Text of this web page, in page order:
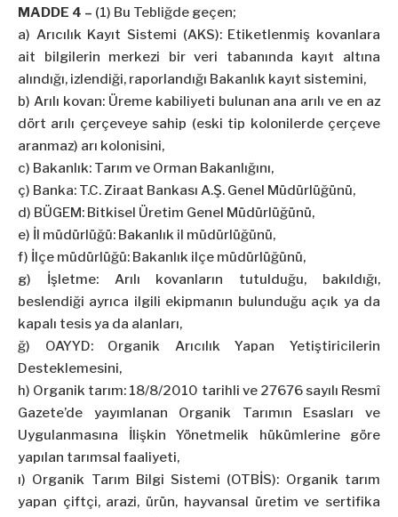
MADDE 4 – (1) Bu Tebliğde geçen;
a) Arıcılık Kayıt Sistemi (AKS): Etiketlenmiş kovanlara
ait bilgilerin merkezi bir veri tabanında kayıt altına
alındığı, izlendiği, raporlandığı Bakanlık kayıt sistemini,
b) Arılı kovan: Üreme kabiliyeti bulunan ana arılı ve en az
dört arılı çerçeveye sahip (eski tip kolonilerde çerçeve
aranmaz) arı kolonisini,
c) Bakanlık: Tarım ve Orman Bakanlığını,
ç) Banka: T.C. Ziraat Bankası A.Ş. Genel Müdürlüğünü,
d) BÜGEM: Bitkisel Üretim Genel Müdürlüğünü,
e) İl müdürlüğü: Bakanlık il müdürlüğünü,
f) İlçe müdürlüğü: Bakanlık ilçe müdürlüğünü,
g) İşletme: Arılı kovanların tutulduğu, bakıldığı,
beslendiği ayrıca ilgili ekipmanın bulunduğu açık ya da
kapalı tesis ya da alanları,
ğ) OAYYD: Organik Arıcılık Yapan Yetiştiricilerin
Desteklemesini,
h) Organik tarım: 18/8/2010 tarihli ve 27676 sayılı Resmî
Gazete’de yayımlanan Organik Tarımın Esasları ve
Uygulanmasına İlişkin Yönetmelik hükümlerine göre
yapılan tarımsal faaliyeti,
ı) Organik Tarım Bilgi Sistemi (OTBİS): Organik tarım
yapan çiftçi, arazi, ürün, hayvansal üretim ve sertifika